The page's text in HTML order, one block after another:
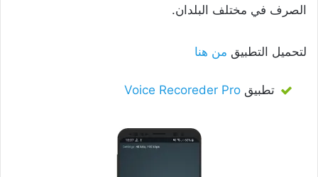
الصرف في مختلف البلدان.
لتحميل التطبيق من هنا
تطبيق Voice Recoreder Pro